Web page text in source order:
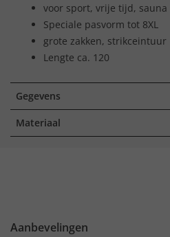
voor sport, vrije tijd, sauna
Speciale pasvorm tot 8XL
grote zakken, strikceintuur
Lengte ca. 120
Gegevens
Materiaal
Aanbevelingen